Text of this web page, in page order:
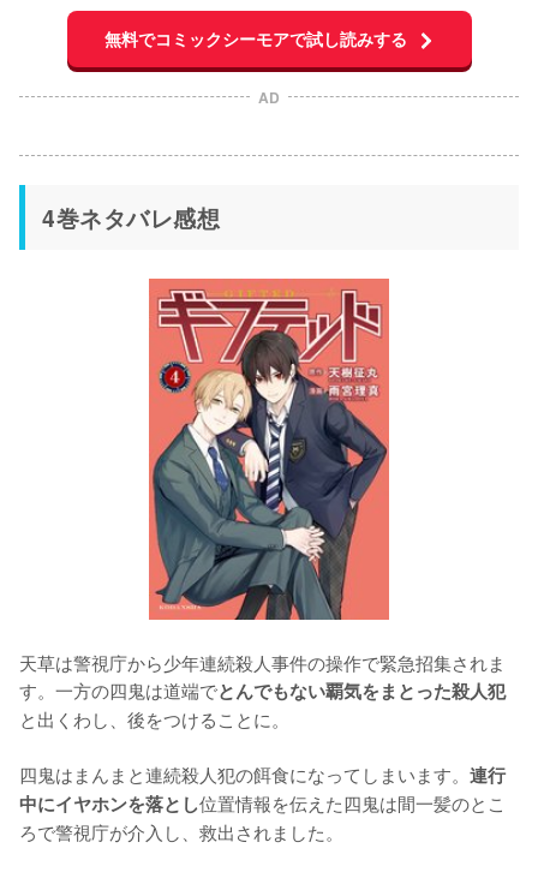
無料でコミックシーモアで試し読みする
AD
4巻ネタバレ感想
天草は警視庁から少年連続殺人事件の操作で緊急招集されま
す。一方の四鬼は道端でとんでもない覇気をまとった殺人犯
と出くわし、後をつけることに。
四鬼はまんまと連続殺人犯の餌食になってしまいます。 連行
中にイヤホンを落とし位置情報を伝えた四鬼は間一髪のとこ
ろで警視庁が介入し、救出されました。